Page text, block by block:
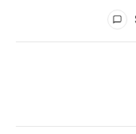
All Comments